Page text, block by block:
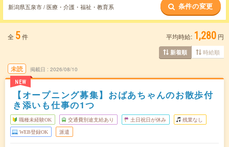
新潟県五泉市 / 医療・介護・福祉・教育系 条件の変更
全 5件 平均時給: 1,280 円
新着順 時給順
未読
NEW
掲載日 2026/08/10
【オープニング募集】おばあちゃんのお散歩付
き添いも仕事の1つ
職種未経験OK 交通費別途支給あり 土日祝日が休み 残業なし
WEB登録OK 派遣